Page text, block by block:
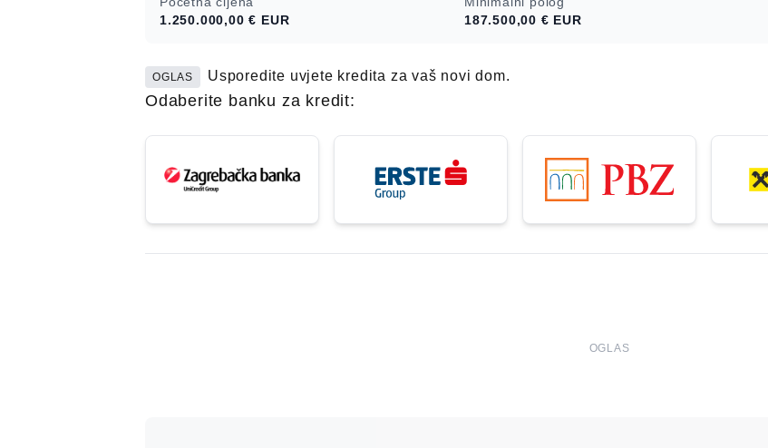
1.250.000,00 € EUR
187.500,00 € EUR
OGLAS Usporedite uvjete kredita za vaš novi dom.
Odaberite banku za kredit:
OGLAS